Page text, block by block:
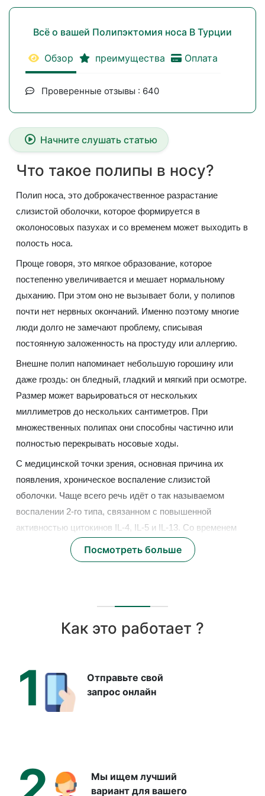
Всё о вашей Полипэктомия носа В Турции
Обзор преимущества Оплата
Проверенные отзывы : 640
Начните слушать статью
Что такое полипы в носу?
Полип носа, это доброкачественное разрастание
слизистой оболочки, которое формируется в
околоносовых пазухах и со временем может выходить в
полость носа.
Проще говоря, это мягкое образование, которое
постепенно увеличивается и мешает нормальному
дыханию. При этом оно не вызывает боли, у полипов
почти нет нервных окончаний. Именно поэтому многие
люди долго не замечают проблему, списывая
постоянную заложенность на простуду или аллергию.
Внешне полип напоминает небольшую горошину или
даже гроздь: он бледный, гладкий и мягкий при осмотре.
Размер может варьироваться от нескольких
миллиметров до нескольких сантиметров. При
множественных полипах они способны частично или
полностью перекрывать носовые ходы.
С медицинской точки зрения, основная причина их
появления, хроническое воспаление слизистой
оболочки. Чаще всего речь идёт о так называемом
воспалении 2-го типа, связанном с повышенной
активностью цитокинов IL-4, IL-5 и IL-13. Со временем
это приводит к разрастанию ткани: чем дольше
сохраняется воспаление, тем больше становятся
Почему появляются полипы в
слизистой оболочки, которое со временем приводит к
разрастанию тканей.
Чаще всего это результат сочетания нескольких
единым воспалительным механизмом, поэтому у таких
пациентов риск рецидива после операции значительно
Посмотреть больше
Как это работает ?
1
Отправьте свой
запрос онлайн
Мы ищем лучший
вариант для вашего